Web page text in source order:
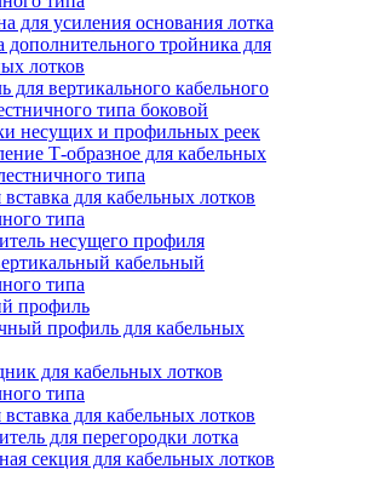
для усиления основания лотка
тройника для
лотков
для вертикального кабельного
типа боковой
несущих и профильных реек
Т-образное для кабельных
типа
вставка для кабельных лотков
типа
несущего профиля
кабельный
типа
профиль
профиль для кабельных
для кабельных лотков
типа
вставка для кабельных лотков
для перегородки лотка
секция для кабельных лотков